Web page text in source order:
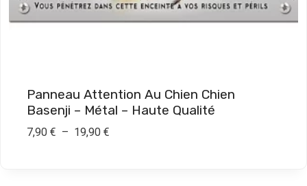
Panneau Attention Au Chien Chien
Basenji – Métal – Haute Qualité
7,90 € – 19,90 €P